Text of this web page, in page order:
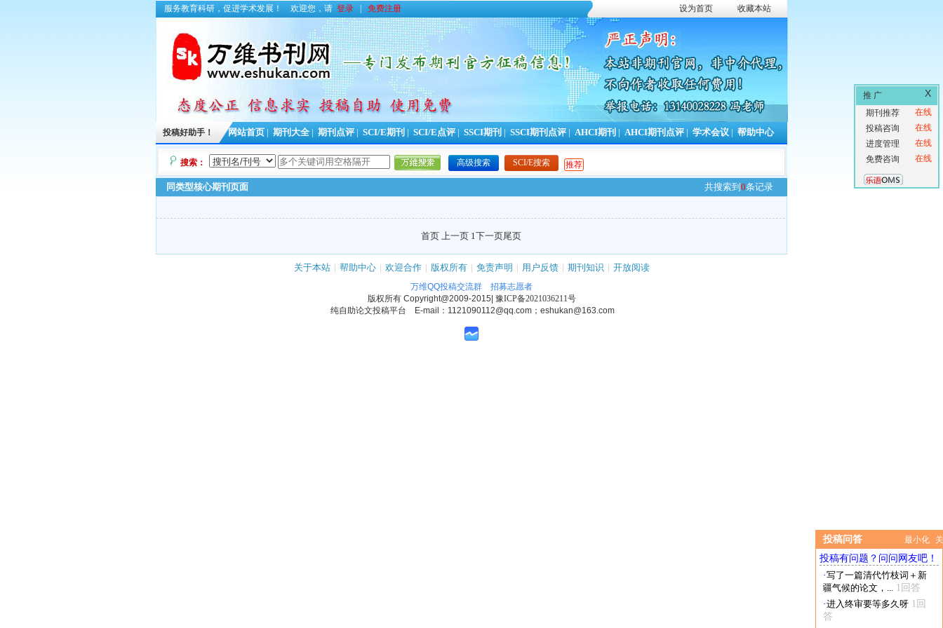
服务教育科研，促进学术发展！ 欢迎您，请 登录 免费注册 设为首页 收藏本站
投稿好助手！ 网站首页 期刊大全 期刊点评 SCI/E期刊 SCI/E点评 SSCI期刊 SSCI期刊点评 AHCI期刊 AHCI期刊点评 学术会议 帮助中心
搜索： 高级搜索 SCI/E搜索 推荐
投稿问答 最小化
投稿有问题？问问网友吧！
·写了一篇清代竹枝词＋新
疆气候的论文，... 1回答
·进入终审要等多久呀 1回
答
同类型核心期刊页面 共搜索到 0条记录
首页 上一页 1下一页尾页
关于本站 | 帮助中心 | 欢迎合作 | 版权所有 | 免责声明 | 用户反馈 | 期刊知识 | 开放阅读
万维QQ投稿交流群
招募志愿者
版权所有 Copyright@2009-2015 豫ICP备2021036211号
纯自助论文投稿平台 E-mail：1121090112@qq.com；eshukan@163.com
X
推 广
在线
期刊推荐
在线
投稿咨询
在线
进度管理
在线
免费咨询